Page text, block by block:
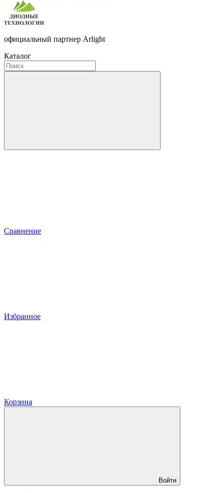
официальный партнер Arlight
Каталог
Сравнение
Избранное
Корзина
Войти